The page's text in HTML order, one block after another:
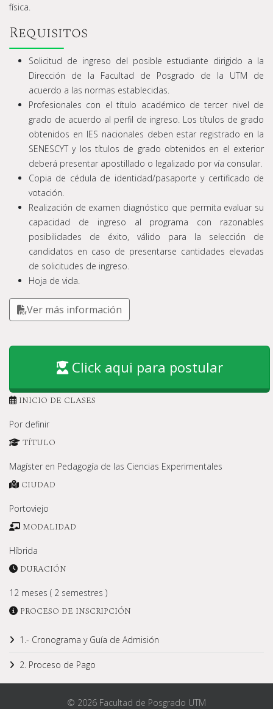
física.
Requisitos
Solicitud de ingreso del posible estudiante dirigido a la
Dirección de la Facultad de Posgrado de la UTM de
acuerdo a las normas establecidas.
Profesionales con el título académico de tercer nivel de
grado de acuerdo al perfil de ingreso. Los títulos de grado
obtenidos en IES nacionales deben estar registrado en la
SENESCYT y los títulos de grado obtenidos en el exterior
deberá presentar apostillado o legalizado por vía consular.
Copia de cédula de identidad/pasaporte y certificado de
votación.
Realización de examen diagnóstico que permita evaluar su
capacidad de ingreso al programa con razonables
posibilidades de éxito, válido para la selección de
candidatos en caso de presentarse cantidades elevadas
de solicitudes de ingreso.
Hoja de vida.
Ver más información
Click aqui para postular
INICIO DE CLASES
Por definir
TÍTULO
Magíster en Pedagogía de las Ciencias Experimentales
CIUDAD
Portoviejo
MODALIDAD
Híbrida
DURACIÓN
12 meses ( 2 semestres )
PROCESO DE INSCRIPCIÓN
1.- Cronograma y Guía de Admisión
2. Proceso de Pago
© 2026 Facultad de Posgrado UTM